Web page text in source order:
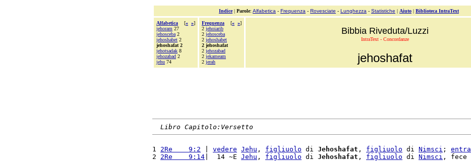
Indice| Parole: Alfabetica - Frequenza - Rovesciate - Lunghezza - Statistiche | Aiuto | Biblioteca IntraText
Alfabetica [« »]
jehoram 27
jehosceba 2
jehoshabet 2
jehoshafat 2
jehotsadak 8
jehozabad 2
jehu 74
Frequenza [« »]
2 jehoiarib
2 jehosceba
2 jehoshabet
2 jehoshafat
2 jehozabad
2 jekameam
2 jerah
Bibbia Riveduta/Luzzi
IntraText - Concordanze
jehoshafat
Libro Capitolo:Versetto
1 2Re    9:2 vedere Jehu , figliuolo di Jehoshafat , figliuolo di Nimsci ; entra
2 2Re    9:14 |  14 ~E Jehu , figliuolo di Jehoshafat , figliuolo di Nimsci